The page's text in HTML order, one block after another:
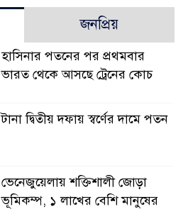
জনপ্রিয়
হাসিনার পতনের পর প্রথমবার
ভারত থেকে আসছে ট্রেনের কোচ
টানা দ্বিতীয় দফায় স্বর্ণের দামে পতন
ভেনেজুয়েলায় শক্তিশালী জোড়া
ভূমিকম্প, ১ লাখের বেশি মানুষের